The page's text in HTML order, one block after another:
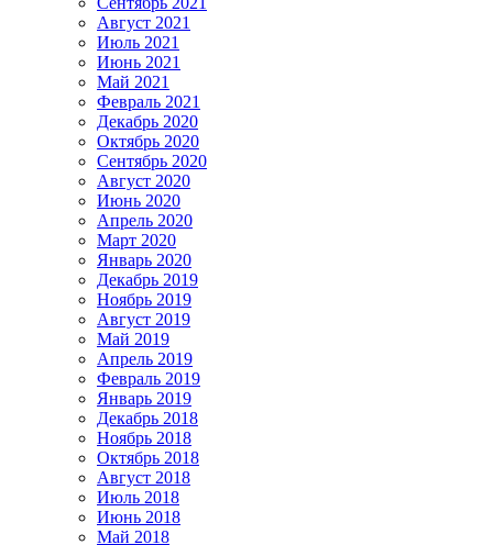
Август 2021
Июль 2021
Июнь 2021
Май 2021
Февраль 2021
Декабрь 2020
Октябрь 2020
Сентябрь 2020
Август 2020
Июнь 2020
Апрель 2020
Март 2020
Январь 2020
Декабрь 2019
Ноябрь 2019
Август 2019
Май 2019
Апрель 2019
Февраль 2019
Январь 2019
Декабрь 2018
Ноябрь 2018
Октябрь 2018
Август 2018
Июль 2018
Июнь 2018
Май 2018